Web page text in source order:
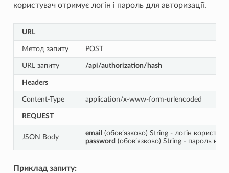
користувач отримує логін і пароль для авторизації.
URL
Метод запиту POST
URL запиту /api/authorization/hash
Headers
Content-Type application/x-www-form-urlencoded
REQUEST
JSON Body
email (обов’язково) String - логін
password (обов’язково) String - пароль
Приклад запиту: